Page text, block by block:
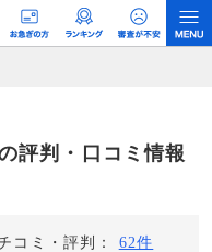
益モデルです。 ただし、特定の
調査／ユーザーへの口コミ収集な
います。
評判・口コミ情報
コミ・評判： 62件